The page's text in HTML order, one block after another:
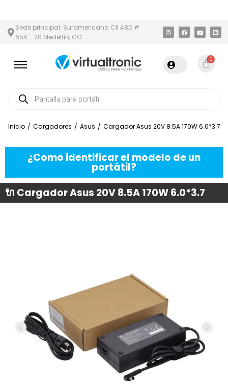
Sede principal: Suramericana Cll 48D #
65A - 20 Medellín, CO
0
Inicio / Cargadores / Asus / Cargador Asus 20V 8.5A 170W 6.0*3.7
¿Como identificar el modelo de un
portátil?
🔌 Cargador Asus 20V 8.5A 170W 6.0*3.7